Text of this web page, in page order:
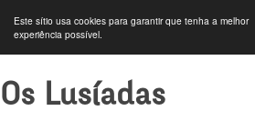
Este sítio usa cookies para garantir que tenha a melhor
experiência possível.
Os Lusíadas